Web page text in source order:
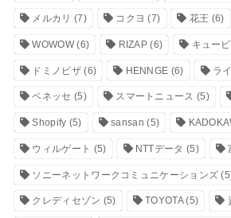
メルカリ (7) コクヨ (7) 花王 (6)
WOWOW(6) RIZAP (6) キュー
ドミノピザ(6) HENNGE (6) ラ
ベネッセ (5) スマートニュース (5)
Shopify (5) sansan (5)
ウィルゲート (5) NTTデータ (5)
ソニーネットワークコミュニケーションズ
クレディセゾン (5) TOYOTA(5)